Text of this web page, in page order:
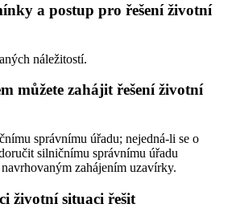
a postup pro řešení životní
náležitostí.
můžete zahájit řešení životní
správnímu úřadu; nejedná-li se o
silničnímu správnímu úřadu
zahájením uzavírky.
životní situaci řešit